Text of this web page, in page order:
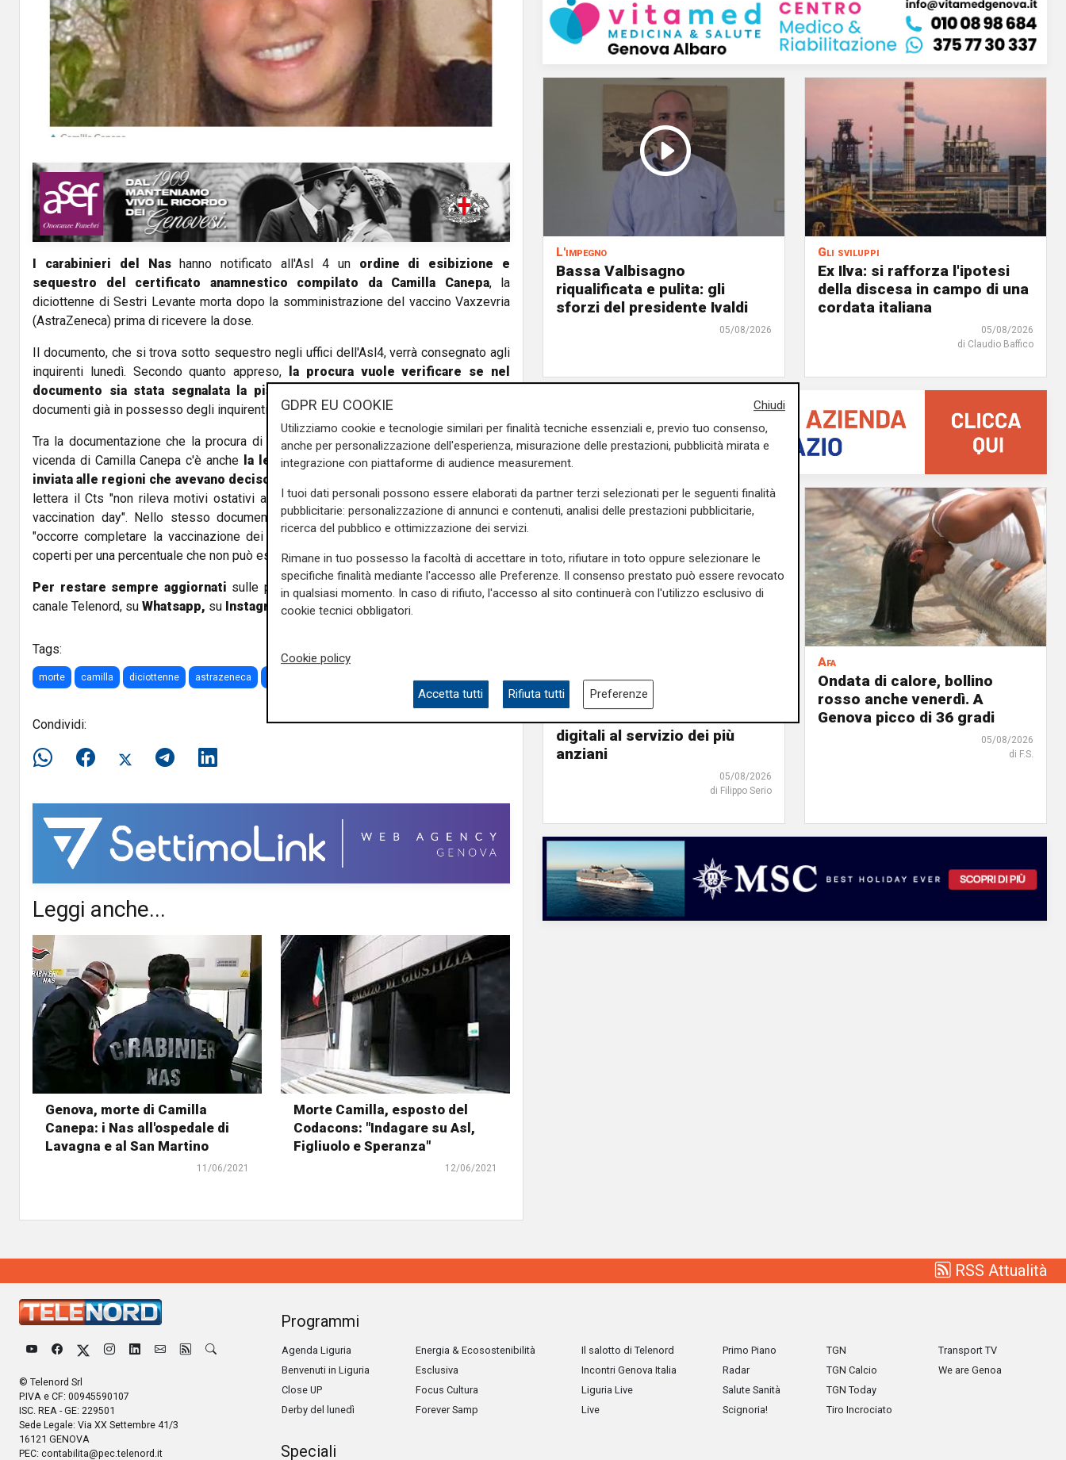
I carabinieri del Nashanno notificato all'Asl 4 un ordine di esibizione e
sequestro del certificato anamnestico compilato da Camilla Canepa, la
diciottenne di Sestri Levante morta dopo la somministrazione del vaccino Vaxzevria
(AstraZeneca) prima di ricevere la dose.
Il documento, che si trova sotto sequestro negli uffici dell'Asl4, verrà consegnato agli
inquirenti lunedì. Secondo quanto appreso,
la procura vuole verificare se nel
documento sia stata segnalata la piastrinopenia ereditaria
documenti già in possesso degli inquirenti o l'assunzione di farmaci a base ormonale.
Tra la documentazione che la procura di Genova vuole acquisire per fare luce sulla
vicenda di Camilla Canepa c'è anche la lettera del Comitato tecnico scientifico
inviata alle regioni che avevano deciso di procedere con gli open day
lettera il Cts "non rileva motivi ostativi a che vengano organizzate iniziative quali i
vaccination day". Nello stesso documento, però, i tecnici sottolineano anche che
"occorre completare la vaccinazione dei soggetti vulnerabili e over 60 ancora non
coperti per una percentuale che non può essere trascurata".
Per restare sempre aggiornati sulle principali notizie sulla Liguria seguiteci sul
canale Telenord, su Whatsapp, su Instagram,suYoutubee suFacebook
Tags:
morte camilla diciottenne astrazeneca
Condividi:
Leggi anche...
Genova, morte di Camilla
Canepa: i Nas all'ospedale di
Lavagna e al San Martino
11/06/2021
Morte Camilla, esposto del
Codacons: "Indagare su Asl,
Figliuolo e Speranza"
12/06/2021
L'impegno
Bassa Valbisagno
riqualificata e pulita: gli
sforzi del presidente Ivaldi
05/08/2026
Gli sviluppi
Ex Ilva: si rafforza l'ipotesi
della discesa in campo di una
cordata italiana
05/08/2026
di Claudio Baffico
Truffe informatiche, 935 casi
in Liguria nel 2025: da
settembre ecco i tutor
digitali al servizio dei più
anziani
05/08/2026
di Filippo Serio
Afa
Ondata di calore, bollino
rosso anche venerdì. A
Genova picco di 36 gradi
05/08/2026
di F.S.
RSS Attualità
© Telenord Srl
P.IVA e CF: 00945590107
ISC. REA - GE: 229501
Sede Legale: Via XX Settembre 41/3
16121 GENOVA
PEC: contabilita@pec.telenord.it
Programmi
Agenda Liguria
Benvenuti in Liguria
Close UP
Derby del lunedì
Energia & Ecosostenibilità
Esclusiva
Focus Cultura
Forever Samp
Il salotto di Telenord
Incontri Genova Italia
Liguria Live
Live
Primo Piano
Radar
Salute Sanità
Scignoria!
TGN
TGN Calcio
TGN Today
Tiro Incrociato
Transport TV
We are Genoa
Speciali
Chiudi
GDPR EU COOKIE
Utilizziamo cookie e tecnologie similari per finalità tecniche essenziali e, previo tuo consenso,
anche per personalizzazione dell'esperienza, misurazione delle prestazioni, pubblicità mirata e
integrazione con piattaforme di audience measurement.
I tuoi dati personali possono essere elaborati da partner terzi selezionati per le seguenti finalità
pubblicitarie: personalizzazione di annunci e contenuti, analisi delle prestazioni pubblicitarie,
ricerca del pubblico e ottimizzazione dei servizi.
Rimane in tuo possesso la facoltà di accettare in toto, rifiutare in toto oppure selezionare le
specifiche finalità mediante l'accesso alle Preferenze. Il consenso prestato può essere revocato
in qualsiasi momento. In caso di rifiuto, l'accesso al sito continuerà con l'utilizzo esclusivo di
cookie tecnici obbligatori.
Cookie policy
Accetta tutti Rifiuta tutti Preferenze